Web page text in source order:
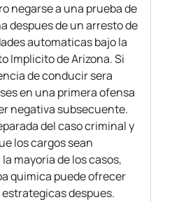
negarse a una prueba de
despues de un arresto de
automaticas bajo la
Implicito de Arizona. Si
de conducir sera
en una primera ofensa
negativa subsecuente.
del caso criminal y
los cargos sean
mayoria de los casos,
quimica puede ofrecer
despues.